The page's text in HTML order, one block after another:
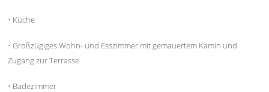
• Küche
• Großzügiges Wohn- und Esszimmer mit gemauertem Kamin und
Zugang zur Terrasse
• Badezimmer